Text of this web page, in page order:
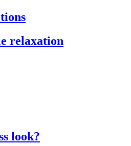
relaxation
look?